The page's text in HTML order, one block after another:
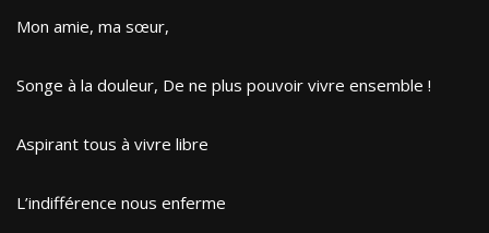
Mon amie, ma sœur,
Songe à la douleur, De ne plus pouvoir vivre ensemble !
Aspirant tous à vivre libre
L’indifférence nous enferme